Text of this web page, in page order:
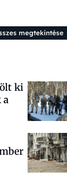
megtekintése
ki
a